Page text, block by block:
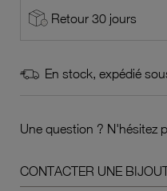
Retour 30 jours
En stock, expédié
Une question ? N'hésitez
CONTACTER UNE